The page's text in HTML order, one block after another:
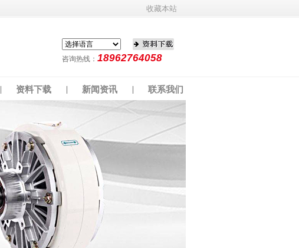
收藏本站
咨询热线： 18962764058
资料下载 新闻资讯 联系我们